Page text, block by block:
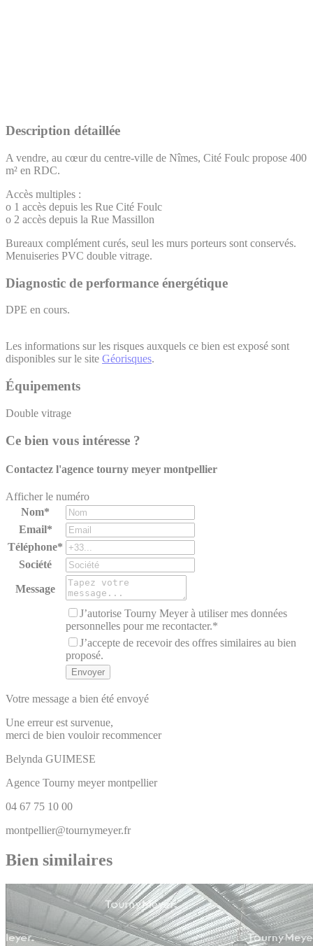
Description détaillée
A vendre, au cœur du centre-ville de Nîmes, Cité Foulc propose 400
m² en RDC.
Accès multiples :
o 1 accès depuis les Rue Cité Foulc
o 2 accès depuis la Rue Massillon
Bureaux complément curés, seul les murs porteurs sont conservés.
Menuiseries PVC double vitrage.
Diagnostic de performance énergétique
DPE en cours.
Les informations sur les risques auxquels ce bien est exposé sont
disponibles sur le site Géorisques.
Équipements
Double vitrage
Ce bien vous intéresse ?
Contactez l'agence tourny meyer montpellier
Afficher le numéro
Nom*
Email*
Téléphone*
Société
Message
J’autorise Tourny Meyer à utiliser mes données
personnelles pour me recontacter.*
J’accepte de recevoir des offres similaires au bien
proposé.
Votre message a bien été envoyé
Une erreur est survenue,
merci de bien vouloir recommencer
Belynda GUIMESE
Agence Tourny meyer montpellier
04 67 75 10 00
montpellier@tournymeyer.fr
Bien similaires